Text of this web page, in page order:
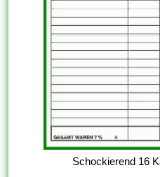
Schockierend 16